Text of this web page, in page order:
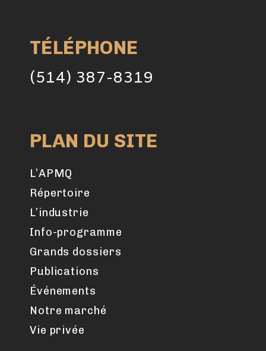
TÉLÉPHONE
(514) 387-8319
PLAN DU SITE
L’APMQ
Répertoire
L’industrie
Info-programme
Grands dossiers
Publications
Événements
Notre marché
Vie privée